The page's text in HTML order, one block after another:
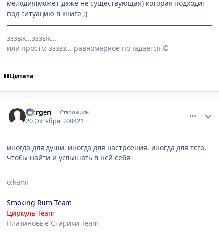
мелодия(может даже не существующая) которая подходит
под ситуацию в книге ;)
зззык...зззык...
или просто: ззззз... равномерное попадается ©
Цитата
Norgen Старожилы
20 Октября, 200421 г
иногда для души. иногда для настроения. иногда для того,
чтобы найти и услышать в ней себя.
o:kami
Smoking Rum Team
Циркуль Team
Платиновые Старики Team